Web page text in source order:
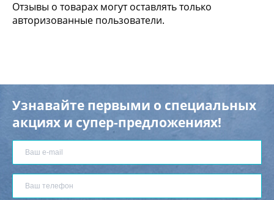
Отзывы о товарах могут оставлять только
авторизованные пользователи.
Узнавайте первыми о специальных
акциях и супер-предложениях!